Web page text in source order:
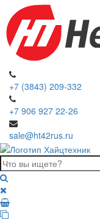
+7 (3843) 209-332
+7 906 927 22-26
sale@ht42rus.ru